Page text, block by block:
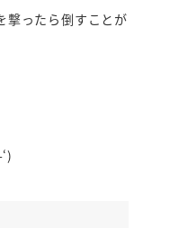
撃ったら倒すことが